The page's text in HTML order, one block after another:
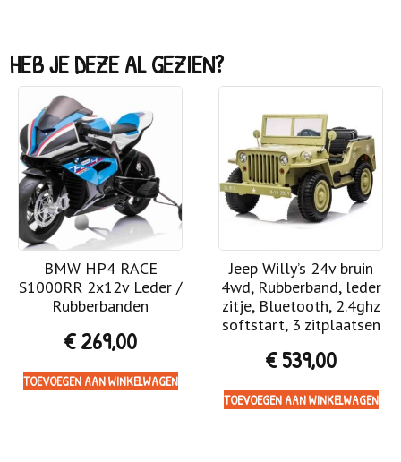
HEB JE DEZE AL GEZIEN?
BMW HP4 RACE
S1000RR 2x12v Leder /
Rubberbanden
€269,00
TOEVOEGEN AAN WINKELWAGEN
Jeep Willy’s 24v bruin
4wd, Rubberband, leder
zitje, Bluetooth, 2.4ghz
softstart, 3 zitplaatsen
€539,00
TOEVOEGEN AAN WINKELWAGEN